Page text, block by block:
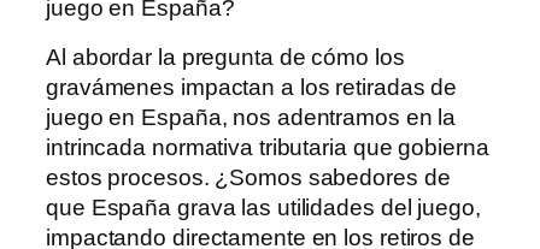
juego en España?
Al abordar la pregunta de cómo los
gravámenes impactan a los retiradas de
juego en España, nos adentramos en la
intrincada normativa tributaria que gobierna
estos procesos. ¿Somos sabedores de
que España grava las utilidades del juego,
impactando directamente en los retiros de